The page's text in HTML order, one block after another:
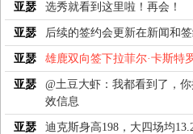
亚瑟 选秀就看到这里啦！再会！
亚瑟 后续的签约会更新在新闻和签
亚瑟 雄鹿双向签下拉菲尔·卡斯特
亚瑟
@土豆大虾：我都看到了，
效信息
亚瑟 迪克斯身高198，大四场均